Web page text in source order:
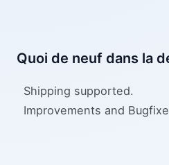
Quoi de neuf dans la
Shipping supported.
Improvements and